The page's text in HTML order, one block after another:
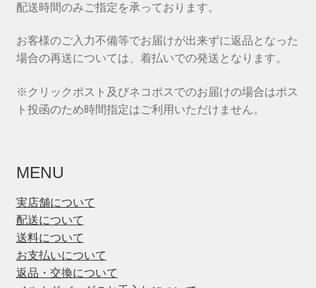
配送時間のみご指定を承っております。
お客様のご入力不備等でお届けが出来ずに返品となった
場合の再送については、着払いでの発送となります。
※クリックポスト及びネコポスでのお届けの場合はポス
ト投函のため時間指定はご利用いただけません。
MENU
実店舗について
配送について
送料について
お支払いについて
返品・交換について